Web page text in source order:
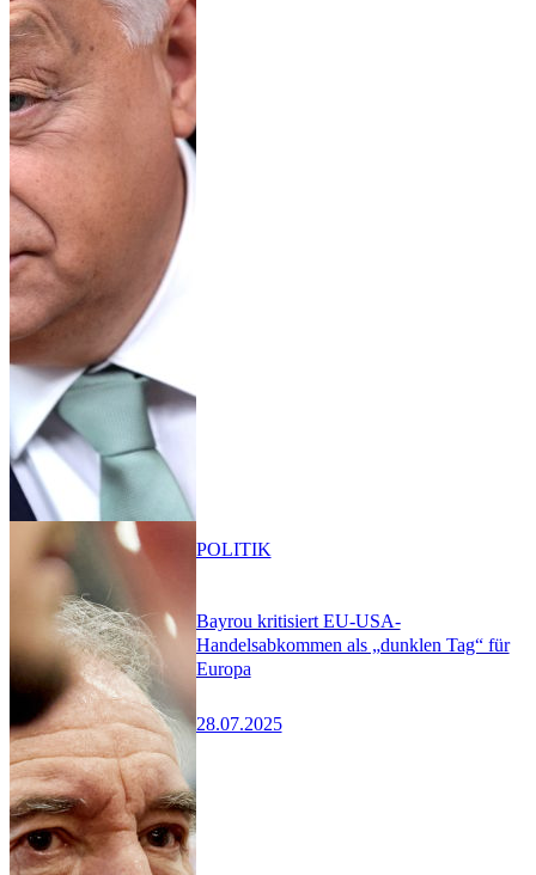
Bayrou kritisiert EU-USA-
Handelsabkommen als „dunklen Tag“ für
Europa
28.07.2025
POLITIK